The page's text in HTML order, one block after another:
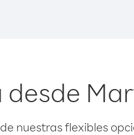
desde
nuestras flexibles